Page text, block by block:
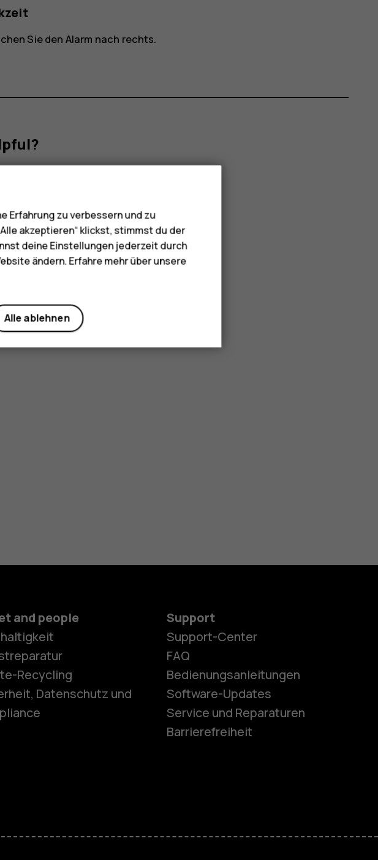
Phones
M
Sie den Alarm nach rechts.
and people
Recycling
Datenschutz und
Support
Support-Center
FAQ
Bedienungsanleitungen
Software-Updates
Service und Reparaturen
Barrierefreiheit
Erfahrung zu verbessern und zu
akzeptieren“ klickst, stimmst du der
deine Einstellungen jederzeit durch
ändern. Erfahre mehr über unsere
Alle ablehnen